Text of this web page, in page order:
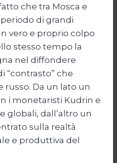
che tra Mosca e
di grandi
vero e proprio colpo
stesso tempo la
nel diffondere
“contrasto” che
russo. Da un lato un
i monetaristi Kudrin e
globali, dall’altro un
sulla realtà
e produttiva del